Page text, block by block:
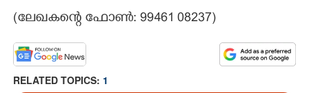
(ലേഖകന്റെ ഫോൺ: 99461 08237)​
RELATED TOPICS: 1